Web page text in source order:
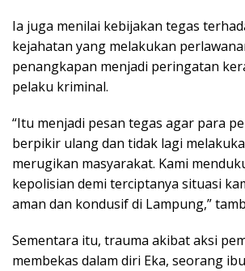
Ia juga menilai kebijakan tegas
kejahatan yang melakukan
penangkapan menjadi peringatan
pelaku kriminal.
“Itu menjadi pesan tegas agar para
berpikir ulang dan tidak lagi
merugikan masyarakat. Kami
kepolisian demi terciptanya situasi
aman dan kondusif di Lampung,”
Sementara itu, trauma akibat aksi
membekas dalam diri Eka, seorang